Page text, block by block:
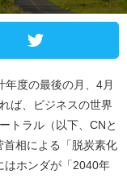
度の最後の月、4月
ば、ビジネスの世界
トラル（以下、CNと
相による「脱炭素化
はホンダが「2040年